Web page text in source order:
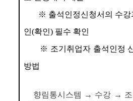
※ 출석인정신청서의 수
인(확인) 필수 확인
※ 조기취업자 출석인정
방법
향림통시스템 → 수강 →